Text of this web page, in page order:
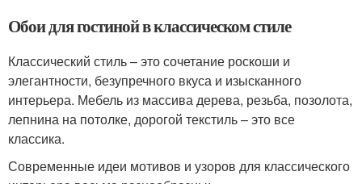
Обои для гостиной в классическом стиле
Классический стиль – это сочетание роскоши и
элегантности, безупречного вкуса и изысканного
интерьера. Мебель из массива дерева, резьба, позолота,
лепнина на потолке, дорогой текстиль – это все
классика.
Современные идеи мотивов и узоров для классического